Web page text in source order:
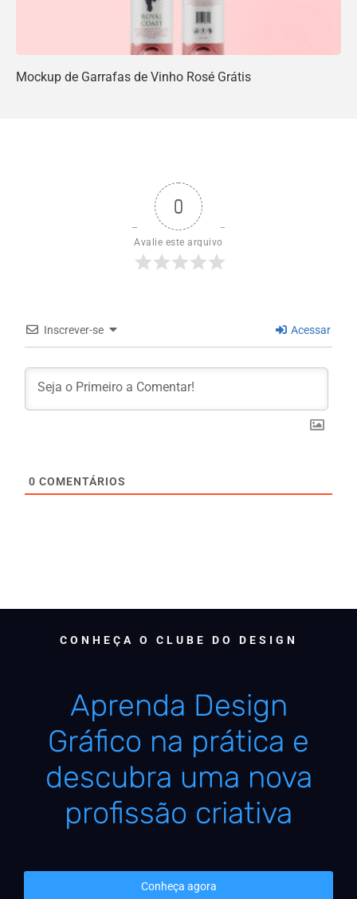
Mockup de Garrafas de Vinho Rosé Grátis
0
Avalie este arquivo
Inscrever-se Acessar
0 COMENTÁRIOS
CONHEÇA O CLUBE DO DESIGN
Aprenda Design
Gráfico na prática e
descubra uma nova
profissão criativa
Conheça agora